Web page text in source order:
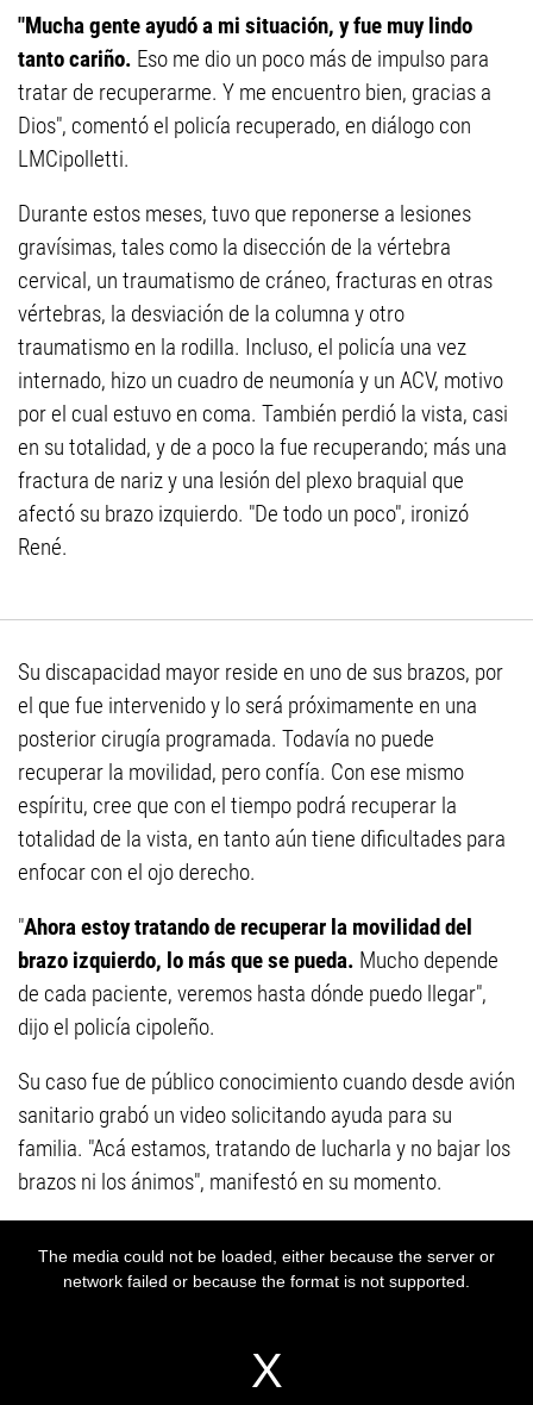
"Mucha gente ayudó a mi situación, y fue muy lindo
tanto cariño. Eso me dio un poco más de impulso para
tratar de recuperarme. Y me encuentro bien, gracias a
Dios", comentó el policía recuperado, en diálogo con
LMCipolletti.
Durante estos meses, tuvo que reponerse a lesiones
gravísimas, tales como la disección de la vértebra
cervical, un traumatismo de cráneo, fracturas en otras
vértebras, la desviación de la columna y otro
traumatismo en la rodilla. Incluso, el policía una vez
internado, hizo un cuadro de neumonía y un ACV, motivo
por el cual estuvo en coma. También perdió la vista, casi
en su totalidad, y de a poco la fue recuperando; más una
fractura de nariz y una lesión del plexo braquial que
afectó su brazo izquierdo. "De todo un poco", ironizó
René.
Su discapacidad mayor reside en uno de sus brazos, por
el que fue intervenido y lo será próximamente en una
posterior cirugía programada. Todavía no puede
recuperar la movilidad, pero confía. Con ese mismo
espíritu, cree que con el tiempo podrá recuperar la
totalidad de la vista, en tanto aún tiene dificultades para
enfocar con el ojo derecho.
"Ahora estoy tratando de recuperar la movilidad del
brazo izquierdo, lo más que se pueda. Mucho depende
de cada paciente, veremos hasta dónde puedo llegar",
dijo el policía cipoleño.
Su caso fue de público conocimiento cuando desde avión
sanitario grabó un video solicitando ayuda para su
familia. "Acá estamos, tratando de lucharla y no bajar los
brazos ni los ánimos", manifestó en su momento.